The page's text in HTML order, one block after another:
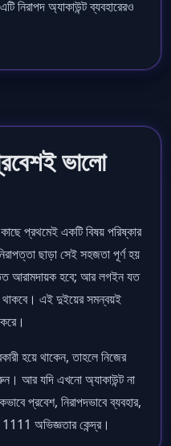
অ্যাকাউন্ট ব্যবহারেরও
ভালো
প্রথমেই একটি বিষয় পরিষ্কার
ছাড়া সেই সহজতা পূর্ণ হয়
আরামদায়ক হবে; আর লগইন যত
থাকবে। এই দুইয়ের সমন্বয়ই
হয়ে থাকেন, তাহলে নিজের
আর যদি এখনো অ্যাকাউন্ট না
প্রবেশ, নিরাপদভাবে ব্যবহার,
অভিজ্ঞতার কেন্দ্র।